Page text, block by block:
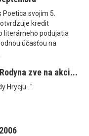
Poetica svojím 5.
kredit
literárneho podujatia
účasťou na
zve na akci...
Hrycju..."